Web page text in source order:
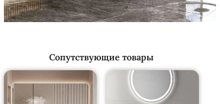
Сопутствующие товары